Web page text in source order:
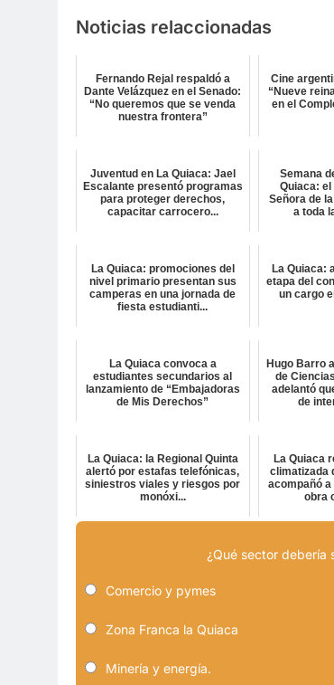
Noticias relaccionadas
Fernando Rejal respaldó a
Dante Velázquez en el Senado:
“No queremos que se venda
nuestra frontera”
Cine
“Nueve
en el
Juventud en La Quiaca: Jael
Escalante presentó programas
para proteger derechos,
capacitar carrocero...
Semana
Quiaca:
Señora de
a toda
La Quiaca: promociones del
nivel primario presentan sus
camperas en una jornada de
fiesta estudianti...
La Quiaca:
etapa del
un cargo
La Quiaca convoca a
estudiantes secundarios al
lanzamiento de “Embajadoras
de Mis Derechos”
Hugo Barro
de
adelantó
de
La Quiaca: la Regional Quinta
alertó por estafas telefónicas,
siniestros viales y riesgos por
monóxi...
La Quiaca
climatizada
acompañó a
obra
¿Qué sector debería
Comercio y pymes
Zona Franca la Quiaca
Minería y energía.